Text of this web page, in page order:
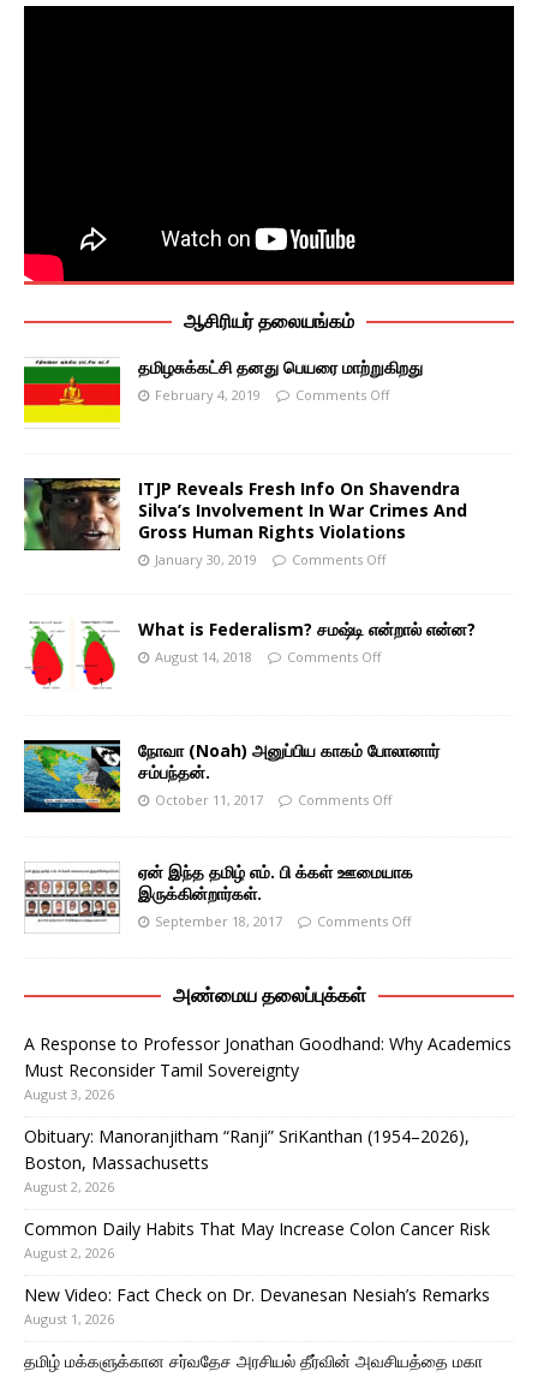
ஆசிரியர் தலையங்கம்
தமிழசுக்கட்சி தனது பெயரை மாற்றுகிறது
February 4, 2019 Comments Off
ITJP Reveals Fresh Info On Shavendra
Silva’s Involvement In War Crimes And
Gross Human Rights Violations
January 30, 2019 Comments Off
What is Federalism? சமஷ்டி என்றால் என்ன?
August 14, 2018 Comments Off
நோவா (Noah) அனுப்பிய காகம் போலானார்
சம்பந்தன்.
October 11, 2017 Comments Off
ஏன் இந்த தமிழ் எம். பி க்கள் ஊமையாக
இருக்கின்றார்கள்.
September 18, 2017 Comments Off
அண்மைய தலைப்புக்கள்
A Response to Professor Jonathan Goodhand: Why Academics
Must Reconsider Tamil Sovereignty
August 3, 2026
Obituary: Manoranjitham “Ranji” SriKanthan (1954–2026),
Boston, Massachusetts
August 2, 2026
Common Daily Habits That May Increase Colon Cancer Risk
August 2, 2026
New Video: Fact Check on Dr. Devanesan Nesiah’s Remarks
August 1, 2026
தமிழ் மக்களுக்கான சர்வதேச அரசியல் தீர்வின் அவசியத்தை மகா